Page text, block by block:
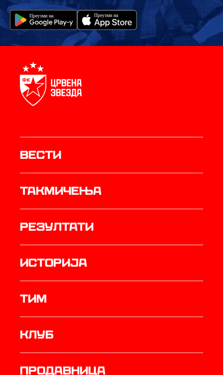
Вести
Такмичења
резултати
историја
ТИМ
Клуб
продавница